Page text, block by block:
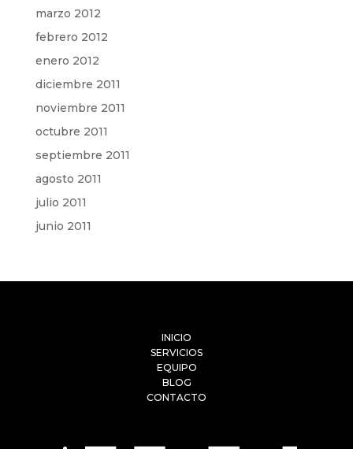
marzo 2012
febrero 2012
enero 2012
diciembre 2011
noviembre 2011
octubre 2011
septiembre 2011
agosto 2011
julio 2011
junio 2011
INICIO
SERVICIOS
EQUIPO
BLOG
CONTACTO